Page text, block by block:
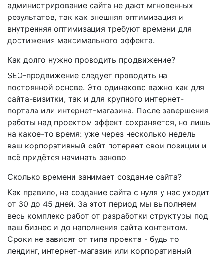
администрирование сайта не дают мгновенных
результатов, так как внешняя оптимизация и
внутренняя оптимизация требуют времени для
достижения максимального эффекта.
Как долго нужно проводить продвижение?
SEO-продвижение следует проводить на
постоянной основе. Это одинаково важно как для
сайта-визитки, так и для крупного интернет-
портала или интернет-магазина. После завершения
работы над проектом эффект сохраняется, но лишь
на какое-то время: уже через несколько недель
ваш корпоративный сайт потеряет свои позиции и
всё придётся начинать заново.
Сколько времени занимает создание сайта?
Как правило, на создание сайта с нуля у нас уходит
от 30 до 45 дней. За этот период мы выполняем
весь комплекс работ от разработки структуры под
ваш бизнес и до наполнения сайта контентом.
Сроки не зависят от типа проекта - будь то
лендинг, интернет-магазин или корпоративный